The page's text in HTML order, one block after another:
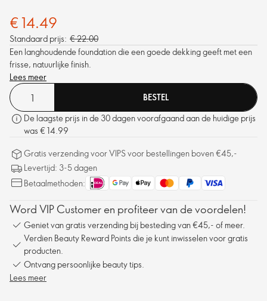
€ 14.49
Standaard prijs: € 22.00
Een langhoudende foundation die een goede dekking geeft met een
frisse, natuurlijke finish.
Lees meer
BESTEL
De laagste prijs in de 30 dagen voorafgaand aan de huidige prijs
was € 14.99
Gratis verzending voor VIPS voor bestellingen boven €45,-
Levertijd: 3-5 dagen
Betaalmethoden:
Word VIP Customer en profiteer van de voordelen!
Geniet van gratis verzending bij besteding van €45,- of meer.
Verdien Beauty Reward Points die je kunt inwisselen voor gratis
producten.
Ontvang persoonlijke beauty tips.
Lees meer